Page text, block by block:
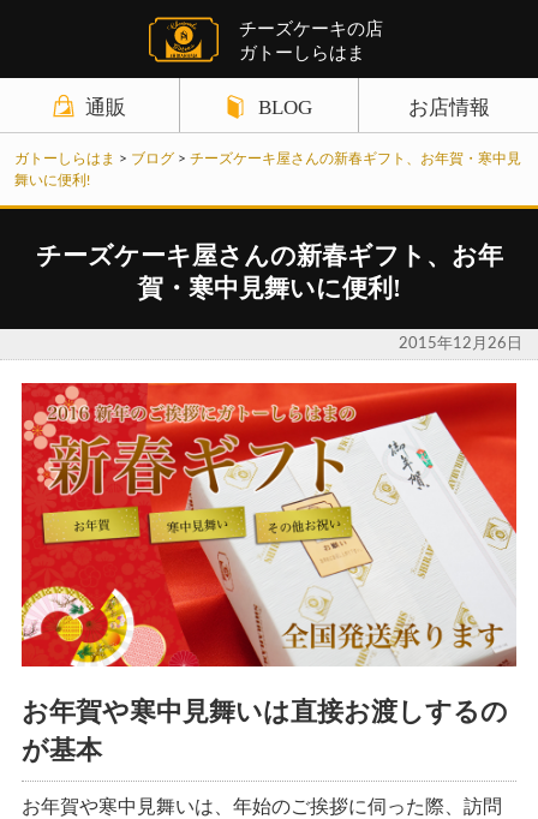
チーズケーキの店
ガトーしらはま
通販 BLOG お店情報
商品カテゴリ
野菜ケーキ
パウンドケーキ
クッキーその他
ギフトセット
お買い物ガイド
お買い物方法
特定商取引法に基づく表記
ギフト関連の記事
パウンドケーキ関連の記事
クレームブリュレ関連の記事
野菜ケーキ関連の記事
チョコレート関連の記事
クッキー関連の記事
店舗案内
お問い合わせ
ガトーしらはま > ブログ > チーズケーキ屋さんの新春ギフト、お年賀・寒中見
舞いに便利!
チーズケーキ屋さんの新春ギフト、お年
賀・寒中見舞いに便利!
2015年12月26日
お年賀や寒中見舞いは直接お渡しするの
が基本
お年賀や寒中見舞いは、年始のご挨拶に伺った際、訪問